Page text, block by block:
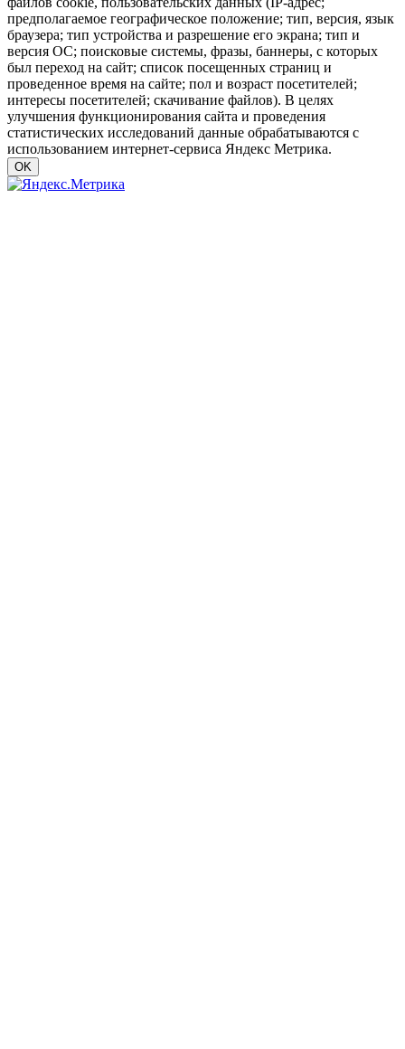
предполагаемое географическое положение; тип, версия, язык
браузера; тип устройства и разрешение его экрана; тип и
версия ОС; поисковые системы, фразы, баннеры, с которых
был переход на сайт; список посещенных страниц и
проведенное время на сайте; пол и возраст посетителей;
интересы посетителей; скачивание файлов). В целях
улучшения функционирования сайта и проведения
статистических исследований данные обрабатываются с
использованием интернет-сервиса Яндекс Метрика.
OK